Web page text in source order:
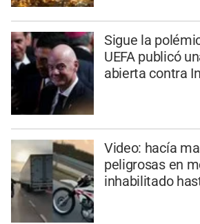
Sigue la
UEFA publicó
abierta contra
Video: hacía
peligrosas en
inhabilitado